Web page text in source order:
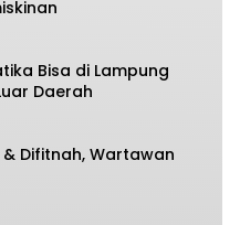
Bisa di Lampung
Daerah
Difitnah, Wartawan